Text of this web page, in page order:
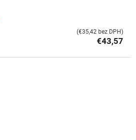
€43,57
(€35,42 bez DPH)